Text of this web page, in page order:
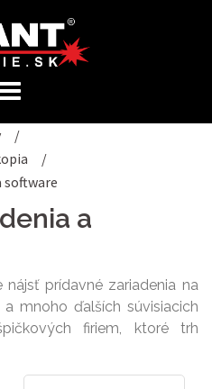
/
/
software
a
prídavné zariadenia na
mnoho ďalších súvisiacich
firiem, ktoré trh